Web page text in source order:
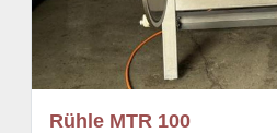
Rühle MTR 100